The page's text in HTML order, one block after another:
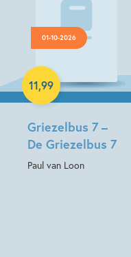
01-10-2026
Griezelbus 7 –
De Griezelbus 7
Paul van Loon
11,99
Luisterboek